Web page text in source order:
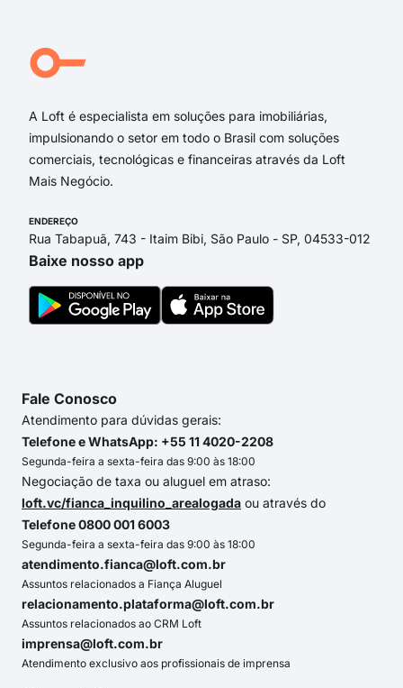
A Loft é especialista em soluções para imobiliárias,
impulsionando o setor em todo o Brasil com soluções
comerciais, tecnológicas e financeiras através da Loft
Mais Negócio.
ENDEREÇO
Rua Tabapuã, 743 - Itaim Bibi, São Paulo - SP, 04533-012
Baixe nosso app
Fale Conosco
Atendimento para dúvidas gerais:
Telefone e WhatsApp: +55 11 4020-2208
Segunda-feira a sexta-feira das 9:00 às 18:00
Negociação de taxa ou aluguel em atraso:
loft.vc/fianca_inquilino_arealogada ou através do
Telefone 0800 001 6003
Segunda-feira a sexta-feira das 9:00 às 18:00
atendimento.fianca@loft.com.br
Assuntos relacionados a Fiança Aluguel
relacionamento.plataforma@loft.com.br
Assuntos relacionados ao CRM Loft
imprensa@loft.com.br
Atendimento exclusivo aos profissionais de imprensa